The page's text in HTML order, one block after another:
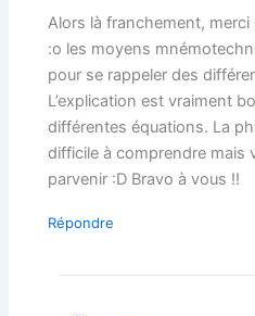
Alors là franchement,
:o les moyens
pour se rappeler des
L’explication est vraiment
différentes équations. La
difficile à comprendre mais
parvenir :D Bravo à vous !!
Répondre